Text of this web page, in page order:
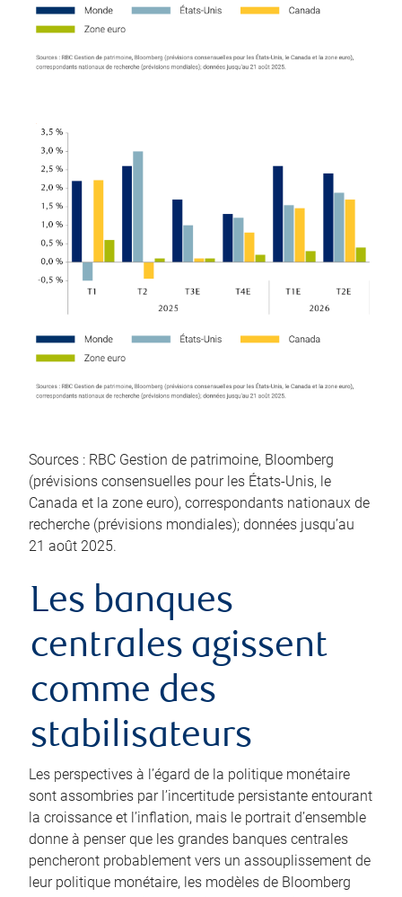
Sources : RBC Gestion de patrimoine, Bloomberg
(prévisions consensuelles pour les États-Unis, le
Canada et la zone euro), correspondants nationaux de
recherche (prévisions mondiales); données jusqu’au
21 août 2025.
Les banques
centrales agissent
comme des
stabilisateurs
Les perspectives à l’égard de la politique monétaire
sont assombries par l’incertitude persistante entourant
la croissance et l’inflation, mais le portrait d’ensemble
donne à penser que les grandes banques centrales
pencheront probablement vers un assouplissement de
leur politique monétaire, les modèles de Bloomberg